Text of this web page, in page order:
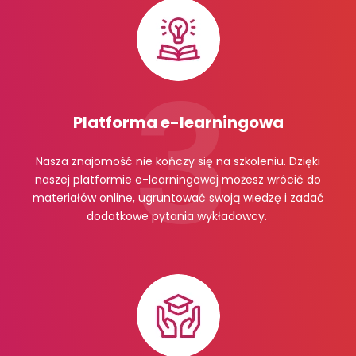
Platforma e-learningowa
Nasza znajomość nie kończy się na szkoleniu. Dzięki
naszej platformie e-learningowej możesz wrócić do
materiałów online, ugruntować swoją wiedzę i zadać
dodatkowe pytania wykładowcy.